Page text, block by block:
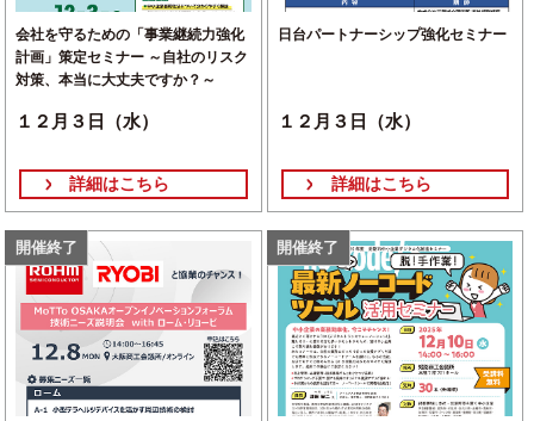
会社を守るための「事業継続力強化
計画」策定セミナー ～自社のリスク
対策、本当に大丈夫ですか？～
１２月３日（水）
詳細はこちら
日台パートナーシップ強化セミナー
１２月３日（水）
詳細はこちら
開催終了 開催終了